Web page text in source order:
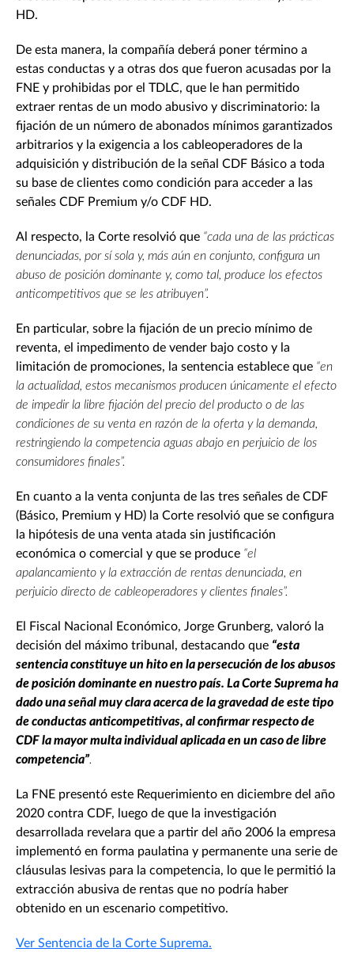
HD.
De esta manera, la compañía deberá poner término a
estas conductas y a otras dos que fueron acusadas por la
FNE y prohibidas por el TDLC, que le han permitido
extraer rentas de un modo abusivo y discriminatorio: la
fijación de un número de abonados mínimos garantizados
arbitrarios y la exigencia a los cableoperadores de la
adquisición y distribución de la señal CDF Básico a toda
su base de clientes como condición para acceder a las
señales CDF Premium y/o CDF HD.
Al respecto, la Corte resolvió que “cada una de las prácticas
denunciadas, por sí sola y, más aún en conjunto, configura un
abuso de posición dominante y, como tal, produce los efectos
anticompetitivos que se les atribuyen”.
En particular, sobre la fijación de un precio mínimo de
reventa, el impedimento de vender bajo costo y la
limitación de promociones, la sentencia establece que “en
la actualidad, estos mecanismos producen únicamente el efecto
de impedir la libre fijación del precio del producto o de las
condiciones de su venta en razón de la oferta y la demanda,
restringiendo la competencia aguas abajo en perjuicio de los
consumidores finales”.
En cuanto a la venta conjunta de las tres señales de CDF
(Básico, Premium y HD) la Corte resolvió que se configura
la hipótesis de una venta atada sin justificación
económica o comercial y que se produce “el
apalancamiento y la extracción de rentas denunciada, en
perjuicio directo de cableoperadores y clientes finales”.
El Fiscal Nacional Económico, Jorge Grunberg, valoró la
decisión del máximo tribunal, destacando que “esta
sentencia constituye un hito en la persecución de los abusos
de posición dominante en nuestro país. La Corte Suprema ha
dado una señal muy clara acerca de la gravedad de este tipo
de conductas anticompetitivas, al confirmar respecto de
CDF la mayor multa individual aplicada en un caso de libre
competencia”.
La FNE presentó este Requerimiento en diciembre del año
2020 contra CDF, luego de que la investigación
desarrollada revelara que a partir del año 2006 la empresa
implementó en forma paulatina y permanente una serie de
cláusulas lesivas para la competencia, lo que le permitió la
extracción abusiva de rentas que no podría haber
obtenido en un escenario competitivo.
Ver Sentencia de la Corte Suprema.